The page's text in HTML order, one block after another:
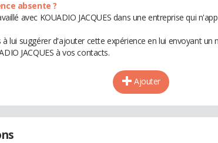
absente ?
avec KOUADIO JACQUES dans une entreprise qui
à lui suggérer d'ajouter cette expérience en lui envoyant un
JACQUES à vos contacts.
Ajouter